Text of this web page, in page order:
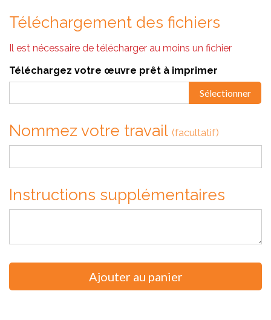
Téléchargement des fichiers
Il est nécessaire de télécharger au moins un fichier
Téléchargez votre œuvre prêt à imprimer
Sélectionner
Nommez votre travail (facultatif)
Instructions supplémentaires